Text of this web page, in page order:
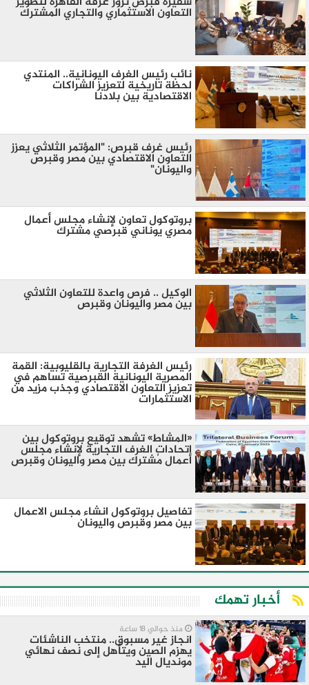
التعاون الاستثماري والتجاري المشترك
نائب رئيس الغرف اليونانية.. المنتدي
لحظة تاريخية لتعزيز الشراكات
الاقتصادية بين بلادنا
رئيس غرف قبرص: "المؤتمر الثلاثي يعزز
التعاون الاقتصادي بين مصر وقبرص
واليونان"
بروتوكول تعاون لإنشاء مجلس أعمال
مصري يوناني قبرصي مشترك
الوكيل .. فرص واعدة للتعاون الثلاثي
بين مصر واليونان وقبرص
رئيس الغرفة التجارية بالقليوبية: القمة
المصرية اليونانية القبرصية تساهم في
تعزيز التعاون الاقتصادي وجذب مزيد من
الاستثمارات
«المشاط» تشهد توقيع بروتوكول بين
اتحادات الغرف التجارية لإنشاء مجلس
أعمال مُشترك بين مصر واليونان وقبرص
تفاصيل بروتوكول انشاء مجلس الاعمال
بين مصر وقبرص واليونان
أخبار تهمك
منذ حوالي 18 ساعة
انجاز غير مسبوق.. منتخب الناشئات
يهزم الصين ويتأهل إلى نصف نهائي
مونديال اليد